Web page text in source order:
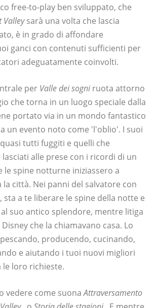
free-to-play ben sviluppato, che
Valleysarà una volta che lascia
è in grado di affondare
ganci con contenuti sufficienti per
adeguatamente coinvolti.
per Valle dei sogni ruota attorno
che torna in un luogo speciale dalla
portato via in un mondo fantastico
un evento noto come 'l'oblio'. I suoi
tutti fuggiti e quelli che
alle prese con i ricordi di un
le spine notturne iniziassero a
città. Nei panni del salvatore con
sta a te liberare le spine della notte e
suo antico splendore, mentre litiga
che la chiamavano casa. Lo
producendo, cucinando,
e aiutando i tuoi nuovi migliori
le loro richieste.
vedere come suonaAttraversamento